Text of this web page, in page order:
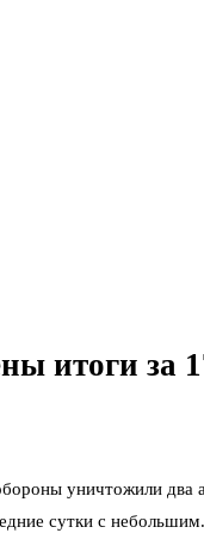
итоги за
уничтожили два
сутки с небольшим.